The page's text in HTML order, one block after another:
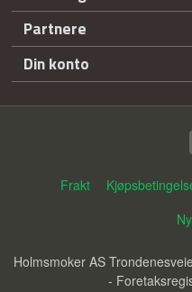
Partnere
Din konto
Frakt
Holmsmoker AS
-